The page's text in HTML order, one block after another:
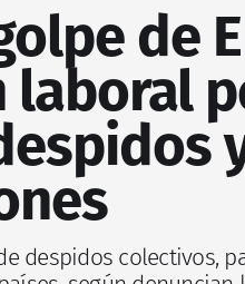
de
laboral
despidos colectivos,